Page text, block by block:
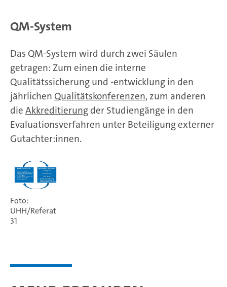
QM-System
Das QM-System wird durch zwei Säulen
getragen: Zum einen die interne
Qualitätssicherung und -entwicklung in den
jährlichen Qualitätskonferenzen, zum anderen
die Akkreditierung der Studiengänge in den
Evaluationsverfahren unter Beteiligung externer
Gutachter:innen.
Foto:
UHH/Referat
31